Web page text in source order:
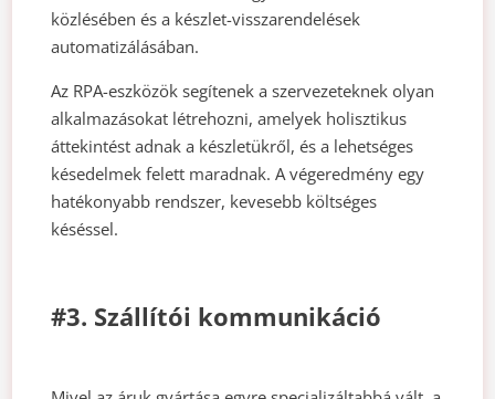
közlésében és a készlet-visszarendelések
automatizálásában.
Az RPA-eszközök segítenek a szervezeteknek olyan
alkalmazásokat létrehozni, amelyek holisztikus
áttekintést adnak a készletükről, és a lehetséges
késedelmek felett maradnak. A végeredmény egy
hatékonyabb rendszer, kevesebb költséges
késéssel.
#3. Szállítói kommunikáció